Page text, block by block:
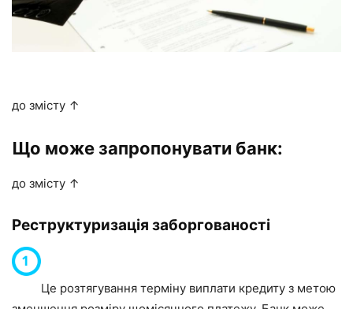
до змісту ↑
Що може запропонувати банк:
до змісту ↑
Реструктуризація заборгованості
Це розтягування терміну виплати кредиту з метою